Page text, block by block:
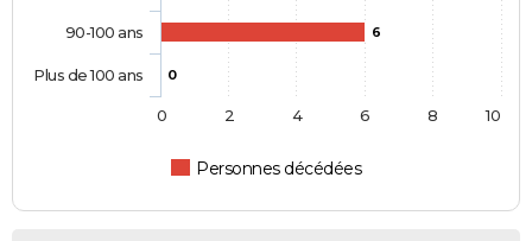
6
0
Personnes décédées
90-100 ans
Plus de 100 ans
0 2 4 6 8 10